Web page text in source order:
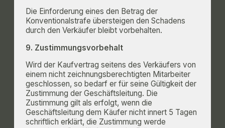
Die Einforderung eines den Betrag der
Konventionalstrafe übersteigen­ den Schadens
durch den Verkäufer bleibt vorbehalten.
9. Zustimmungsvorbehalt
Wird der Kaufvertrag seitens des Verkäufers von
einem nicht zeichnungsberechtigten Mitarbeiter
geschlossen, so bedarf er für seine Gültigkeit der
Zustimmung der Geschäftsleitung. Die
Zustimmung gilt als erfolgt, wenn die
Geschäftsleitung dem Käufer nicht innert 5 Tagen
schriftlich erklärt, die Zustimmung werde